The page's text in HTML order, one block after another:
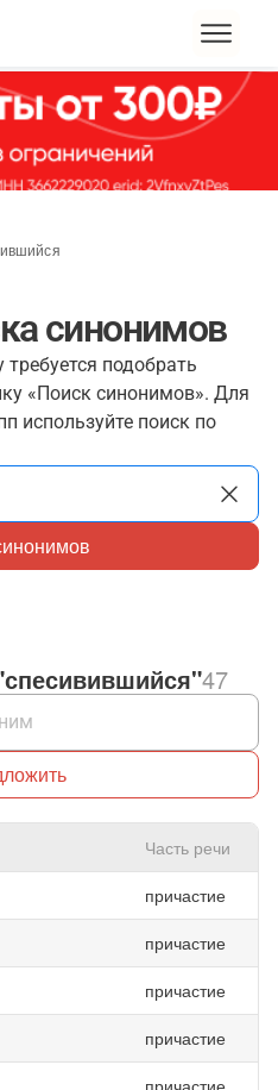
синонимов
подобрать
«Поиск синонимов». Для
используйте поиск по
47
Часть речи
причастие
причастие
причастие
причастие
причастие